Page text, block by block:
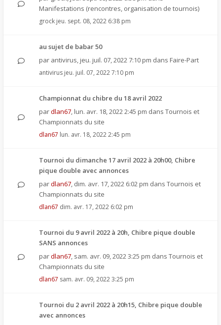
Manifestations (rencontres, organisation de tournois)
grock jeu. sept. 08, 2022 6:38 pm
au sujet de babar 50
par antivirus, jeu. juil. 07, 2022 7:10 pm dans Faire-Part
antivirus jeu. juil. 07, 2022 7:10 pm
Championnat du chibre du 18 avril 2022
pardlan67, lun. avr. 18, 2022 2:45 pm dans Tournois et
Championnats du site
dlan67 lun. avr. 18, 2022 2:45 pm
Tournoi du dimanche 17 avril 2022 à 20h00, Chibre
pique double avec annonces
pardlan67, dim. avr. 17, 2022 6:02 pm dans Tournois et
Championnats du site
dlan67 dim. avr. 17, 2022 6:02 pm
Tournoi du 9 avril 2022 à 20h, Chibre pique double
SANS annonces
pardlan67, sam. avr. 09, 2022 3:25 pm dans Tournois et
Championnats du site
dlan67 sam. avr. 09, 2022 3:25 pm
Tournoi du 2 avril 2022 à 20h15, Chibre pique double
avec annonces